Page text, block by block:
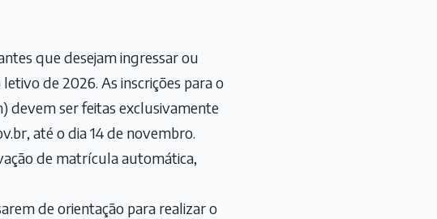
que desejam ingressar ou
de 2026. As inscrições para o
devem ser feitas exclusivamente
até o dia 14 de novembro.
de matrícula automática,
de orientação para realizar o